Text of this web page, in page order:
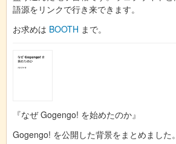
語源をリンクで行き来できます。
お求めは BOOTH まで。
『なぜ Gogengo! を始めたのか』
Gogengo! を公開した背景をまとめました。